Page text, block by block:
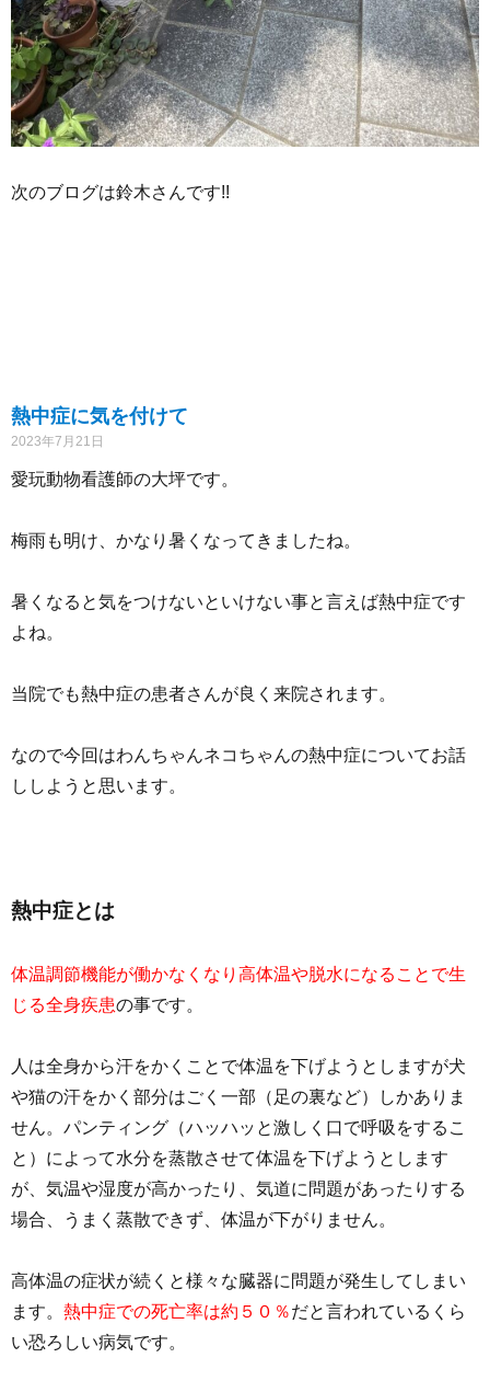
次のブログは鈴木さんです!!
熱中症に気を付けて
2023年7月21日
愛玩動物看護師の大坪です。
梅雨も明け、かなり暑くなってきましたね。
暑くなると気をつけないといけない事と言えば熱中症です
よね。
当院でも熱中症の患者さんが良く来院されます。
なので今回はわんちゃんネコちゃんの熱中症についてお話
ししようと思います。
熱中症とは
体温調節機能が働かなくなり高体温や脱水になることで生
じる全身疾患の事です。
人は全身から汗をかくことで体温を下げようとしますが犬
や猫の汗をかく部分はごく一部（足の裏など）しかありま
せん。パンティング（ハッハッと激しく口で呼吸をするこ
と）によって水分を蒸散させて体温を下げようとします
が、気温や湿度が高かったり、気道に問題があったりする
場合、うまく蒸散できず、体温が下がりません。
高体温の症状が続くと様々な臓器に問題が発生してしまい
ます。 熱中症での死亡率は約５０％だと言われているくら
い恐ろしい病気です。